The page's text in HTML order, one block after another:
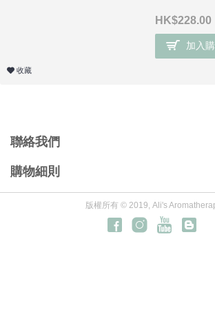
HK$228.00
加入
收藏
聯絡我們
購物細則
版權所有 © 2019, Ali's